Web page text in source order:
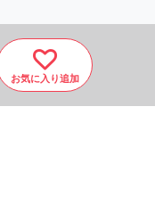
お気に入り追加